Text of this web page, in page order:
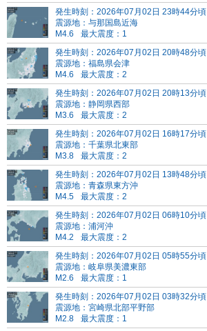
発生時刻：2026年07月02日 23時44分頃
震源地：与那国島近海
M4.6
最大震度：1
発生時刻：2026年07月02日 20時48分頃
震源地：福島県会津
M4.6
最大震度：2
発生時刻：2026年07月02日 20時13分頃
震源地：静岡県西部
M3.6
最大震度：2
発生時刻：2026年07月02日 16時17分頃
震源地：千葉県北東部
M3.8
最大震度：2
発生時刻：2026年07月02日 13時48分頃
震源地：青森県東方沖
M4.5
最大震度：2
発生時刻：2026年07月02日 06時10分頃
震源地：浦河沖
M4.2
最大震度：2
発生時刻：2026年07月02日 05時55分頃
震源地：岐阜県美濃東部
M2.6
最大震度：1
発生時刻：2026年07月02日 03時32分頃
震源地：宮崎県北部平野部
M2.8
最大震度：1